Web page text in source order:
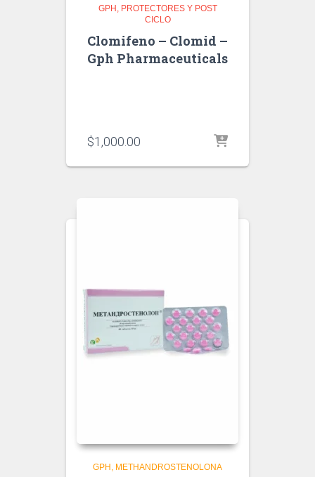
GPH
PROTECTORES Y POST
CICLO
Clomifeno – Clomid –
Gph Pharmaceuticals
$1,000.00
GPH METHANDROSTENOLONA